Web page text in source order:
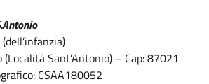
Sant’Antonio) – Cap: 87021
CSAA180052